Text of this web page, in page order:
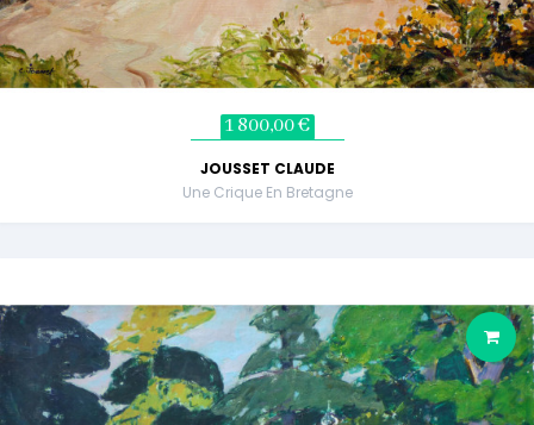
1 800,00 €
JOUSSET CLAUDE
Une Crique En Bretagne